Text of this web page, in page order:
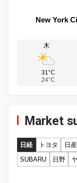
New York
木
31°C
24°C
Market
日経 トヨタ 日産
SUBARU
日野